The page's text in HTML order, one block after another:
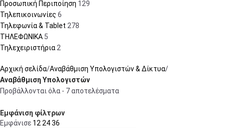
Προσωπική Περιποίηση 129
Τηλεπικοινωνίες 6
Τηλεφωνία & Tablet 278
ΤΗΛΕΦΩΝΙΚΑ 5
Τηλεχειριστήρια2
Αρχική σελίδα Αναβάθμιση Υπολογιστών & Δίκτυα
Αναβάθμιση Υπολογιστών
Προβάλλονται όλα - 7 αποτελέσματα
Εμφάνιση φίλτρων
Εμφάνισε 122436